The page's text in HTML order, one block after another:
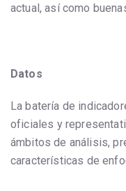
actual, así como
Datos
La batería de
oficiales y
ámbitos de análisis,
características de